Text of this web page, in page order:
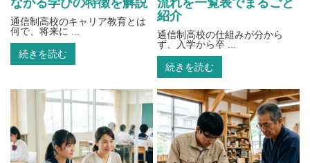
ながる学びの特徴を解説
通信制高校のキャリア教育とは
何で、将来に ...
続きを読む
流れを一覧表でまるごと
紹介
通信制高校の仕組みが分から
ず、入学から卒 ...
続きを読む